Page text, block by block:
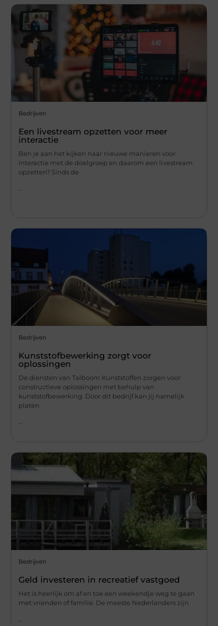
Bedrijven
Een livestream opzetten voor meer
interactie
Ben je aan het kijken naar nieuwe manieren voor
interactie met de doelgroep en daarom een livestream
opzetten? Sinds de
Bedrijven
Kunststofbewerking zorgt voor
oplossingen
De diensten van Talboom Kunststoffen zorgen voor
constructieve oplossingen met behulp van
kunststofbewerking. Door dit bedrijf kan jij namelijk
platen
...
Bedrijven
Geld investeren in recreatief vastgoed
Het is heerlijk om af en toe een weekendje weg te gaan
met vrienden of familie. De meeste Nederlanders zijn